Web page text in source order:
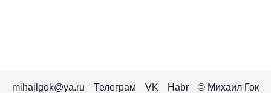
mihailgok@ya.ru Телеграм VK Habr © Михаил Гок